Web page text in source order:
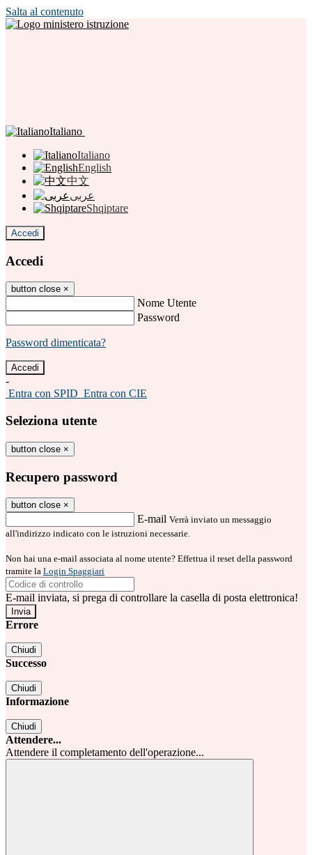
Salta al contenuto
Italiano
Italiano
English
中文
عربى
Shqiptare
Accedi
Accedi
button close ×
Nome Utente
Password
Password dimenticata?
-
Entra con SPID Entra con CIE
Seleziona utente
button close ×
Recupero password
button close ×
E-mail Verrà inviato un messaggio
all'indirizzo indicato con le istruzioni necessarie.
Non hai una e-mail associata al nome utente? Effettua il reset della password
tramite la Login Spaggiari
E-mail inviata, si prega di controllare la casella di posta elettronica!
Errore
Chiudi
Successo
Chiudi
Informazione
Chiudi
Attendere...
Attendere il completamento dell'operazione...